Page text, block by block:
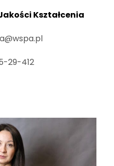
Kształcenia
29-412